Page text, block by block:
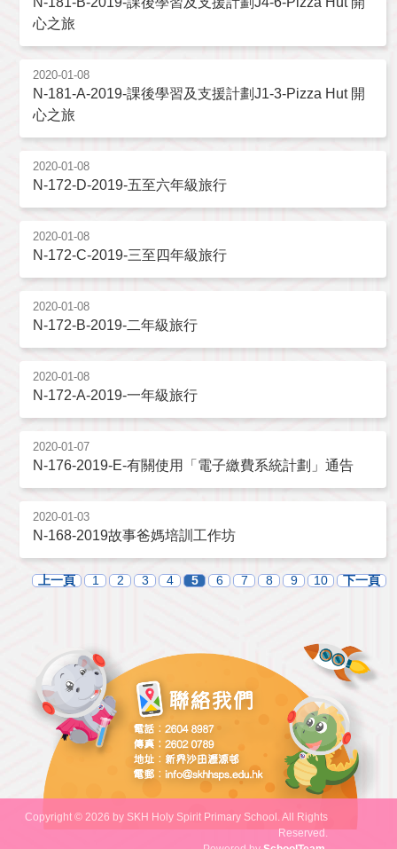
心之旅
2020-01-08
N-181-A-2019-課後學習及支援計劃J1-3-Pizza Hut 開
心之旅
2020-01-08
N-172-D-2019-五至六年級旅行
2020-01-08
N-172-C-2019-三至四年級旅行
2020-01-08
N-172-B-2019-二年級旅行
2020-01-08
N-172-A-2019-一年級旅行
2020-01-07
N-176-2019-E-有關使用「電子繳費系統計劃」通告
2020-01-03
N-168-2019故事爸媽培訓工作坊
上一頁 1 2 3 4 5 6 7 8 9 10 下一頁
Copyright © 2026 by SKH Holy Spirit Primary School. All Rights
Reserved.